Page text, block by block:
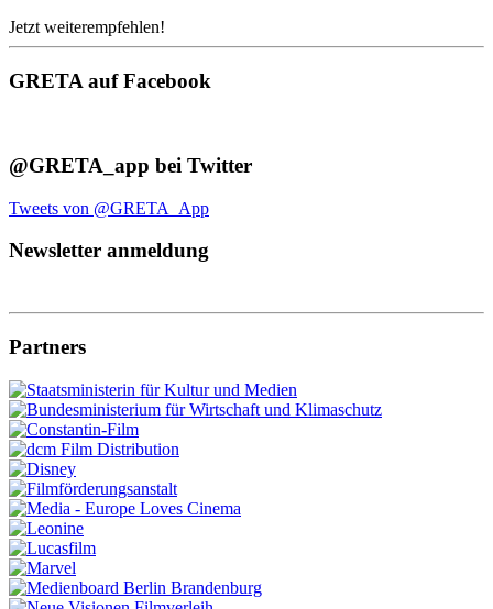
Jetzt weiterempfehlen!
GRETA auf Facebook
@GRETA_app bei Twitter
Tweets von @GRETA_App
Newsletter anmeldung
Partners